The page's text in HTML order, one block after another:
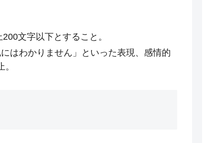
文字以下とすること。
はわかりません」といった表現、感情的